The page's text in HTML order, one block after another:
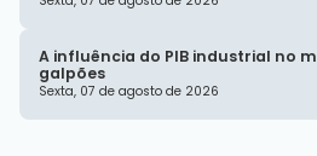
A influência do PIB industrial no
galpões
Sexta, 07 de agosto de 2026